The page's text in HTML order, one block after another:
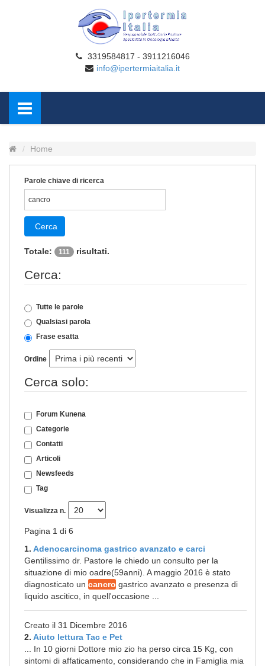
3319584817 - 3911216046
info@ipertermiaitalia.it
Home
Parole chiave di ricerca
Cerca
Totale: 111 risultati.
Cerca:
Tutte le parole
Qualsiasi parola
Frase esatta
Ordine
Cerca solo:
Forum Kunena
Categorie
Contatti
Articoli
Newsfeeds
Tag
Visualizza n.
Pagina 1 di 6
1. Adenocarcinoma gastrico avanzato e carci
Gentilissimo dr. Pastore le chiedo un consulto per la
situazione di mio oadre(59anni). A maggio 2016 è stato
diagnosticato un cancro gastrico avanzato e presenza di
liquido ascitico, in quell'occasione ...
Creato il 31 Dicembre 2016
2. Aiuto lettura Tac e Pet
... In 10 giorni Dottore mio zio ha perso circa 15 Kg, con
sintomi di affaticamento, considerando che in Famiglia mia